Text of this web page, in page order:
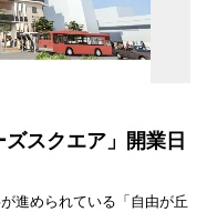
スクエア」開業日
進められている「自由が丘